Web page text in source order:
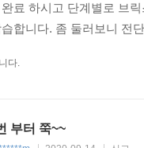
료 하시고 단계별로 브
합니다. 좀 둘러보니 전
다.
부터 쭉~~